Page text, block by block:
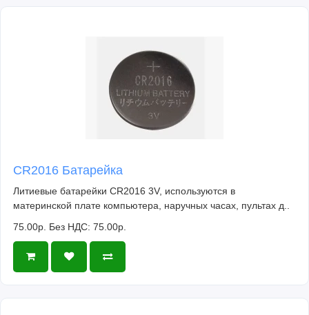
CR2016 Батарейка
Литиевые батарейки CR2016 3V, используются в
материнской плате компьютера, наручных часах, пультах д..
75.00р. Без НДС: 75.00р.